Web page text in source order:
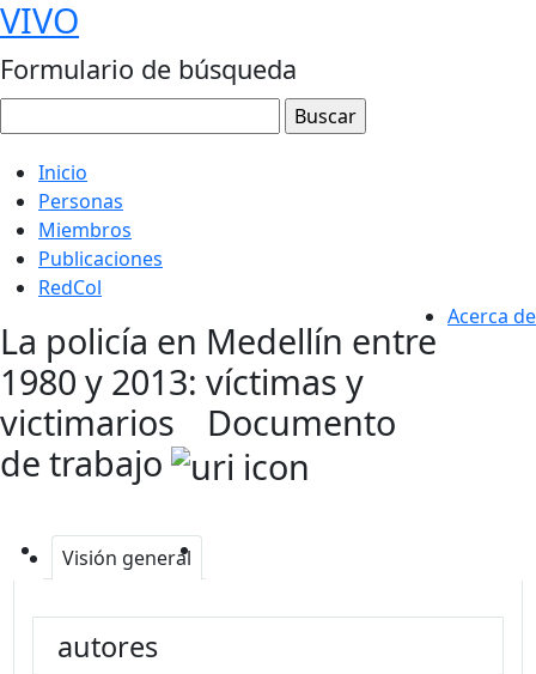
VIVO
Formulario de búsqueda
Inicio
Personas
Miembros
Publicaciones
RedCol
Acerca de
La policía en Medellín entre
1980 y 2013: víctimas y
victimarios
Documento
de trabajo
Visión general
autores